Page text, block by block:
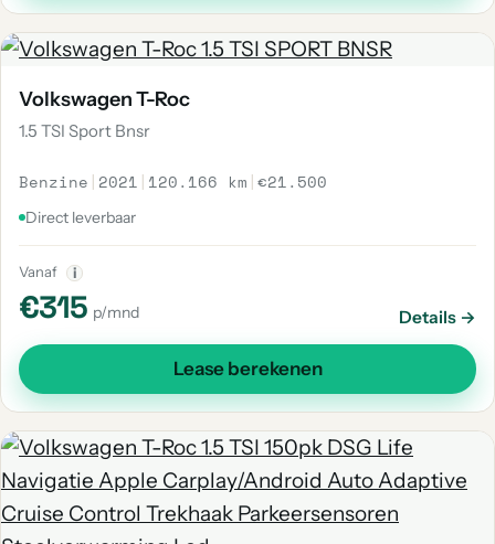
Volkswagen T-Roc
1.5 TSI Sport Bnsr
Benzine | 2021 | 120.166 km |€21.500
Direct leverbaar
Vanaf i
€315 p/mnd Details →
Lease berekenen